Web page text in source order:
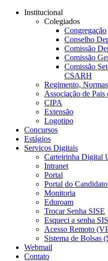
Conteúdo principal
Institucional
Colegiados
Congregação
Conselho
Comissão
Comissão
Comissão
CSARH
Regimento,
Associação de
CIPA
Extensão
Logotipo
Concursos
Estágios
Serviços Digitais
Carteirinha Digital
Intranet
Portal
Portal do
Monitoria
Eduroam
Trocar Senha SISE
Esqueci a senha
Acesso Remoto
Sistema de Bolsas
Webmail
Contato